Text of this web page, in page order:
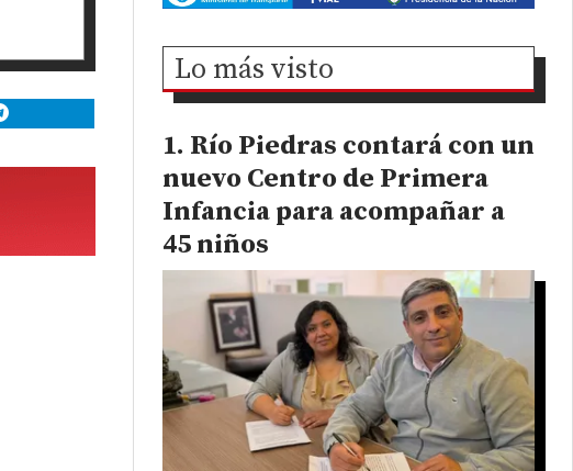
Lo más visto
Río Piedras contará con un
nuevo Centro de Primera
Infancia para acompañar a
45 niños